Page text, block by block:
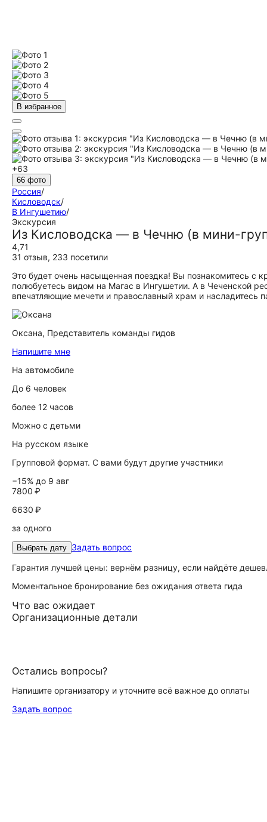
В избранное
+63
66 фото
Россия/
Кисловодск/
В Ингушетию/
Экскурсия
Из Кисловодска — в Чечню (в мини-
4,71
31 отзыв, 233 посетили
Это будет очень насыщенная поездка! Вы познакомитесь с
полюбуетесь видом на Магас в Ингушетии. А в Чеченской
впечатляющие мечети и православный храм и насладитесь
Оксана, Представитель команды гидов
Напишите мне
На автомобиле
До 6 человек
более 12 часов
Можно с детьми
На русском языке
Групповой формат. С вами будут другие участники
−15% до 9 авг
7800 ₽
6630 ₽
за одного
Выбрать дату Задать вопрос
Гарантия лучшей цены: вернём разницу, если найдёте
Моментальное бронирование без ожидания ответа гида
Что вас ожидает
Организационные детали
Остались вопросы?
Напишите организатору и уточните всё важное до оплаты
Задать вопрос